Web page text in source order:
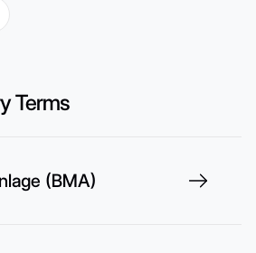
Terms
(BMA)